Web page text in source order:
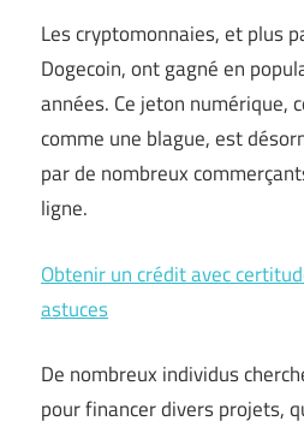
Les cryptomonnaies, et plus
Dogecoin, ont gagné en
années. Ce jeton numérique,
comme une blague, est
par de nombreux
ligne.
Obtenir un crédit avec
astuces
De nombreux individus
pour financer divers projets,